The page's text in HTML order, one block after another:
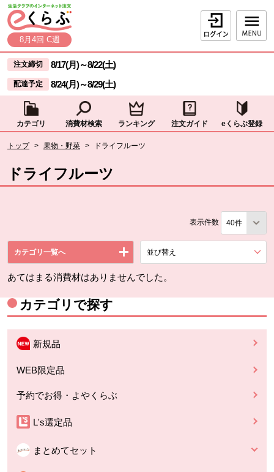
ページの先頭です。
本文へジャンプする。
8月4回 C週
ログイン
ここからサイト内共通メニューです。
サイト内共通メニューをスキップする
注文締切 8/17(月)～8/22(土)
配達予定 8/24(月)～8/29(土)
カテゴリ 消費材検索 ランキング 注文ガイド eくらぶ登録
トップ > 果物・野菜 > ドライフルーツ
ドライフルーツ
表示件数
カテゴリ一覧へ 並び替え
あてはまる消費材はありませんでした。
カテゴリで探す
新規品
WEB限定品
予約でお得・よやくらぶ
L's選定品
まとめてセット